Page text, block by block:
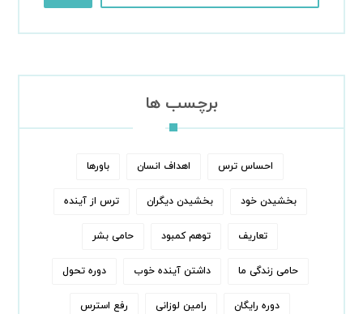
برچسب ها
احساس ترس اهداف انسان باورها
بخشیدن خود بخشیدن دیگران ترس از آینده
تعاریف توهم کمبود حامی بشر
حامی زندگی ما داشتن آینده خوب دوره تحول
دوره رایگان رامین لوزانی رفع استرس